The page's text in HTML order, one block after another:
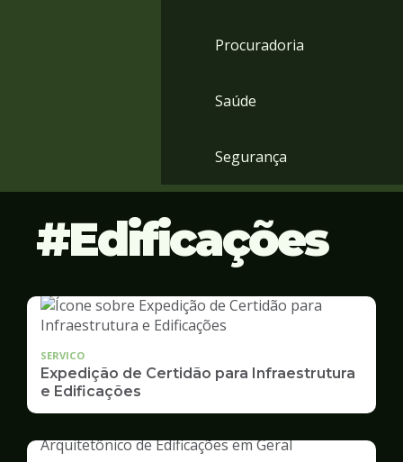
Procuradoria
Saúde
Segurança
Edificações
SERVICO
Expedição de Certidão para Infraestrutura
e Edificações